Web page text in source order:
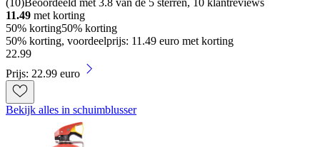
(10)Beoordeeld met 3.8 van de 5 sterren, 10 klantreviews
11.49 met korting
50% korting50% korting
50% korting, voordeelprijs: 11.49 euro met korting
22.99
Prijs: 22.99 euro
Bekijk alles in schuimblusser